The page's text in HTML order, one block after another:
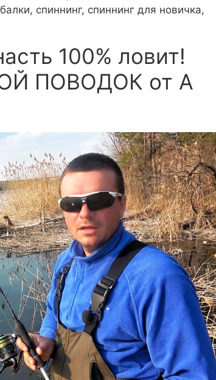
спиннинг, спиннинг для новичка,
100% ловит!
ПОВОДОК от А